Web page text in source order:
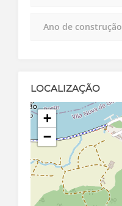
Ano de construção
LOCALIZAÇÃO
+
−